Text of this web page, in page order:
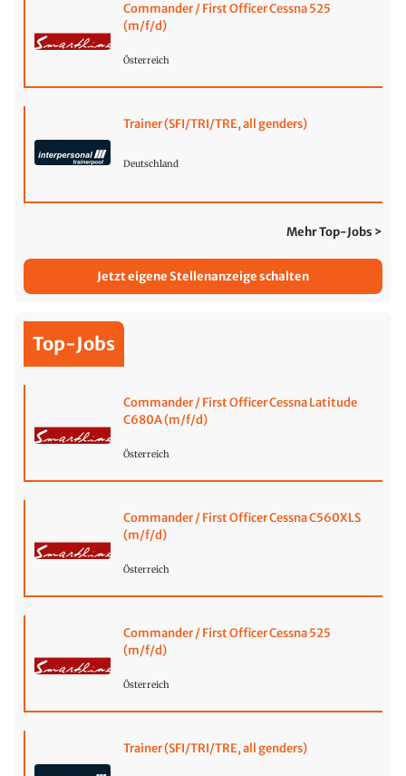
Commander / First Officer Cessna 525
(m/f/d)
Österreich
Trainer (SFI/TRI/TRE, all genders)
Deutschland
Mehr Top-Jobs >
Jetzt eigene Stellenanzeige schalten
Top-Jobs
Commander / First Officer Cessna Latitude
C680A (m/f/d)
Österreich
Commander / First Officer Cessna C560XLS
(m/f/d)
Österreich
Commander / First Officer Cessna 525
(m/f/d)
Österreich
Trainer (SFI/TRI/TRE, all genders)